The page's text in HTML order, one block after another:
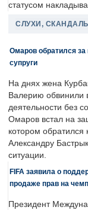
статусом
СЛУХИ,
Омаров обратился
супруги
На днях жена
Валерию обвинили
деятельности без
Омаров встал на
котором обратился
Александру
ситуации.
FIFA заявила о
продаже прав на
Президент